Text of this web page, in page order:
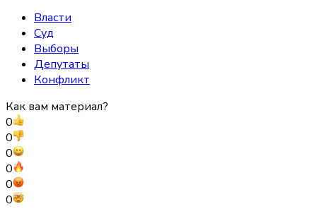
Власти
Суд
Выборы
Депутаты
Конфликт
Как вам материал?
0
0
0
0
0
0